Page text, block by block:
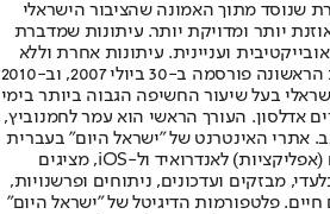
שנוסד מתוך האמונה שהציבור הישראלי
יותר ומדויקת יותר. עיתונות שמדברת
ועניינית. עיתונות אחרת וללא
תשלום. המהדורה המודפסת הראשונה פורסמה ב-30 ביולי 2007, וב-2010
בעל שיעור החשיפה הגבוה ביותר בימי
אדלסון. העורך הראשי הוא עמר לחמנוביץ,
אתרי האינטרנט של "ישראל היום" בעברית
ובאנגלית, כמו כן היישומונים (אפליקציות) לאנדרואיד ול-iOS, מציגים
מבזקים ועדכונים, ניתוחים ופרשנויות,
חיים. פלטפורמות הדיגיטל של "ישראל היום"